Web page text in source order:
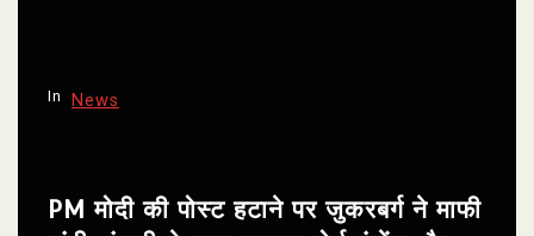
In News
PM मोदी की पोस्ट हटाने पर जुकरबर्ग ने माफी